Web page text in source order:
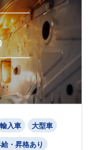
輸入車 大型車
・昇格あり